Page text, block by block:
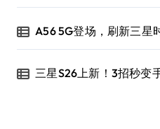
A56 5G登场，刷新三星
三星S26上新！3招秒变